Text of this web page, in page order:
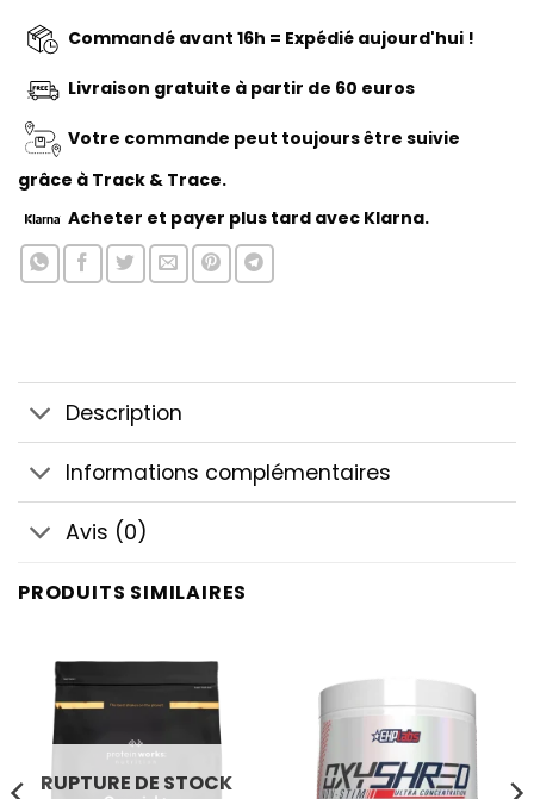
Commandé avant 16h = Expédié aujourd'hui !
Livraison gratuite à partir de 60 euros
Votre commande peut toujours être suivie
grâce à Track & Trace.
Acheter et payer plus tard avec Klarna.
Description
Informations complémentaires
Avis (0)
PRODUITS SIMILAIRES
RUPTURE DE STOCK